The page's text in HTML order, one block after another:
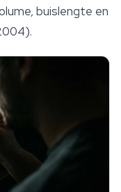
buislengte en